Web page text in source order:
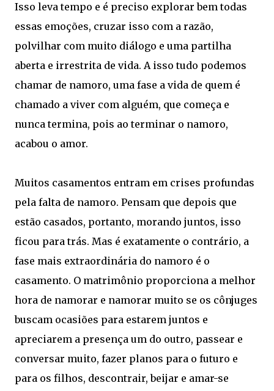
Isso leva tempo e é preciso explorar bem todas
essas emoções, cruzar isso com a razão,
polvilhar com muito diálogo e uma partilha
aberta e irrestrita de vida. A isso tudo podemos
chamar de namoro, uma fase a vida de quem é
chamado a viver com alguém, que começa e
nunca termina, pois ao terminar o namoro,
acabou o amor.
Muitos casamentos entram em crises profundas
pela falta de namoro. Pensam que depois que
estão casados, portanto, morando juntos, isso
ficou para trás. Mas é exatamente o contrário, a
fase mais extraordinária do namoro é o
casamento. O matrimônio proporciona a melhor
hora de namorar e namorar muito se os cônjuges
buscam ocasiões para estarem juntos e
apreciarem a presença um do outro, passear e
conversar muito, fazer planos para o futuro e
para os filhos, descontrair, beijar e amar-se